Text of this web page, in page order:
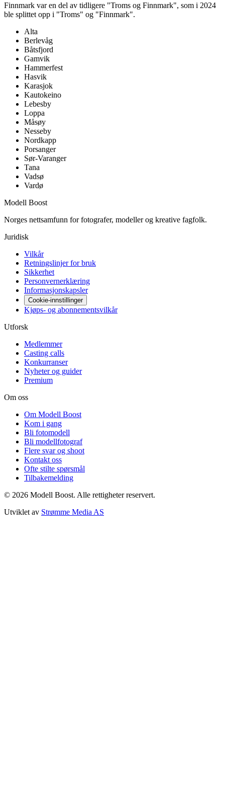
Finnmark var en del av tidligere "Troms og Finnmark", som i 2024
ble splittet opp i "Troms" og "Finnmark".
Alta
Berlevåg
Båtsfjord
Gamvik
Hammerfest
Hasvik
Karasjok
Kautokeino
Lebesby
Loppa
Måsøy
Nesseby
Nordkapp
Porsanger
Sør-Varanger
Tana
Vadsø
Vardø
Modell Boost
Norges nettsamfunn for fotografer, modeller og kreative fagfolk.
Juridisk
Vilkår
Retningslinjer for bruk
Sikkerhet
Personvernerklæring
Informasjonskapsler
Cookie-innstillinger
Kjøps- og abonnementsvilkår
Utforsk
Medlemmer
Casting calls
Konkurranser
Nyheter og guider
Premium
Om oss
Om Modell Boost
Kom i gang
Bli fotomodell
Bli modellfotograf
Flere svar og shoot
Kontakt oss
Ofte stilte spørsmål
Tilbakemelding
© 2026 Modell Boost. Alle rettigheter reservert.
Utviklet av Strømme Media AS